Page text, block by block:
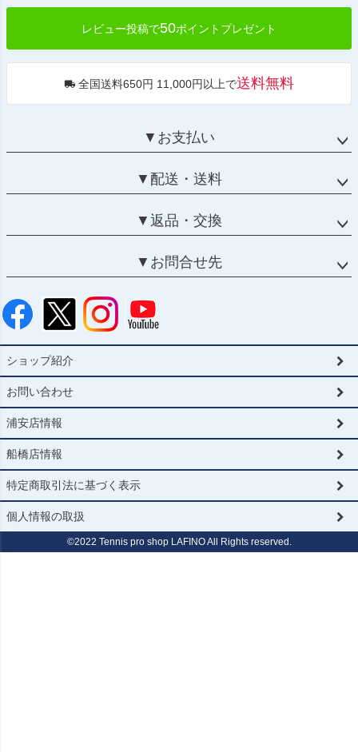
レビュー投稿で50ポイントプレゼント
全国送料650円 11,000円以上で送料無料
▼お支払い
▼配送・送料
▼返品・交換
▼お問合せ先
ショップ紹介
お問い合わせ
浦安店情報
船橋店情報
特定商取引法に基づく表示
個人情報の取扱
©2022 Tennis pro shop LAFINO All Rights reserved.